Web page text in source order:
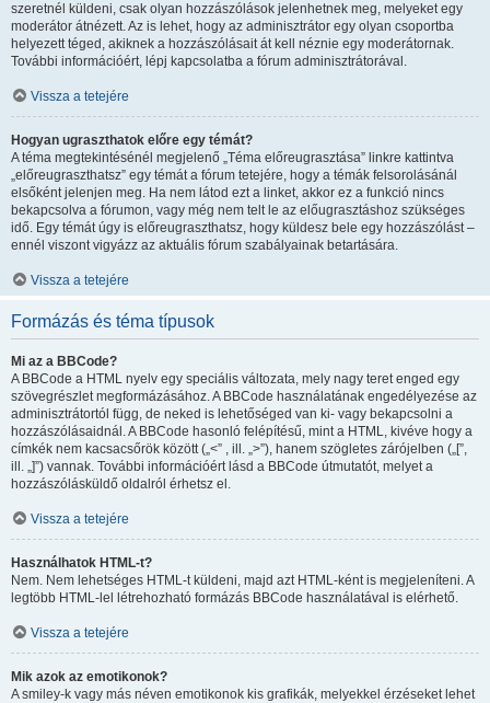
szeretnél küldeni, csak olyan hozzászólások jelenhetnek meg, melyeket egy
moderátor átnézett. Az is lehet, hogy az adminisztrátor egy olyan csoportba
helyezett téged, akiknek a hozzászólásait át kell néznie egy moderátornak.
További információért, lépj kapcsolatba a fórum adminisztrátorával.
Vissza a tetejére
Hogyan ugraszthatok előre egy témát?
A téma megtekintésénél megjelenő „Téma előreugrasztása” linkre kattintva
„előreugraszthatsz” egy témát a fórum tetejére, hogy a témák felsorolásánál
elsőként jelenjen meg. Ha nem látod ezt a linket, akkor ez a funkció nincs
bekapcsolva a fórumon, vagy még nem telt le az előugrasztáshoz szükséges
idő. Egy témát úgy is előreugraszthatsz, hogy küldesz bele egy hozzászólást –
ennél viszont vigyázz az aktuális fórum szabályainak betartására.
Vissza a tetejére
Formázás és téma típusok
Mi az a BBCode?
A BBCode a HTML nyelv egy speciális változata, mely nagy teret enged egy
szövegrészlet megformázásához. A BBCode használatának engedélyezése az
adminisztrátortól függ, de neked is lehetőséged van ki- vagy bekapcsolni a
hozzászólásaidnál. A BBCode hasonló felépítésű, mint a HTML, kivéve hogy a
címkék nem kacsacsőrök között („<” , ill. „>”), hanem szögletes zárójelben („[”,
ill. „]”) vannak. További információért lásd a BBCode útmutatót, melyet a
hozzászólásküldő oldalról érhetsz el.
Vissza a tetejére
Használhatok HTML-t?
Nem. Nem lehetséges HTML-t küldeni, majd azt HTML-ként is megjeleníteni. A
legtöbb HTML-lel létrehozható formázás BBCode használatával is elérhető.
Vissza a tetejére
Mik azok az emotikonok?
A smiley-k vagy más néven emotikonok kis grafikák, melyekkel érzéseket lehet